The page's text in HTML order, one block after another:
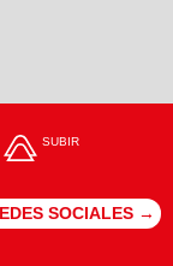
SUBIR
SOCIALES →